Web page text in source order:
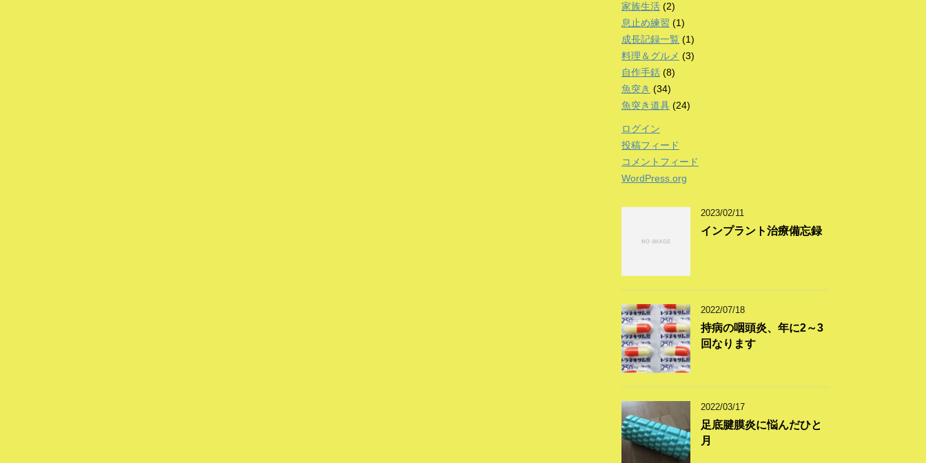
家族生活 (2)
息止め練習 (1)
成長記録一覧 (1)
料理＆グルメ (3)
自作手銛 (8)
魚突き (34)
魚突き道具 (24)
ログイン
投稿フィード
コメントフィード
WordPress.org
2023/02/11
インプラント治療備忘録
2022/07/18
持病の咽頭炎、年に2～3
回なります
2022/03/17
足底腱膜炎に悩んだひと
月